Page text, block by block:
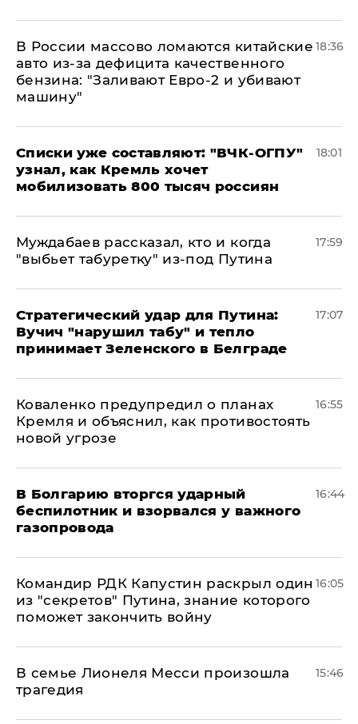
В России массово ломаются китайские
авто из-за дефицита качественного
бензина: "Заливают Евро-2 и убивают
машину"
18:36
Списки уже составляют: "ВЧК-ОГПУ"
узнал, как Кремль хочет
мобилизовать 800 тысяч россиян
18:01
Муждабаев рассказал, кто и когда
"выбьет табуретку" из-под Путина
17:59
Стратегический удар для Путина:
Вучич "нарушил табу" и тепло
принимает Зеленского в Белграде
17:07
Коваленко предупредил о планах
Кремля и объяснил, как противостоять
новой угрозе
16:55
В Болгарию вторгся ударный
беспилотник и взорвался у важного
газопровода
16:44
Командир РДК Капустин раскрыл один
из "секретов" Путина, знание которого
поможет закончить войну
16:05
В семье Лионеля Месси произошла
трагедия
15:46